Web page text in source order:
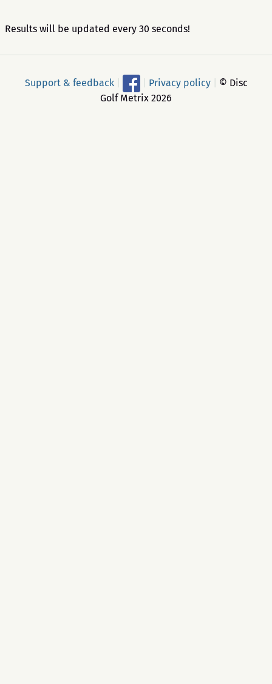
Results will be updated every 30 seconds!
Support & feedback Privacy policy
© Disc
Golf Metrix 2026